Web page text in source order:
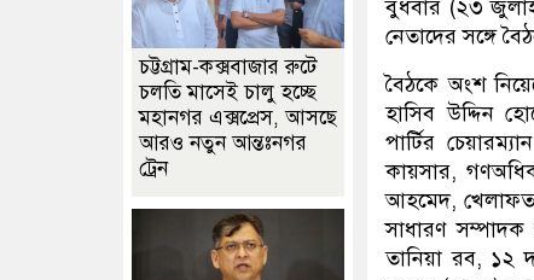
বুধবার (২৩
নেতাদের সঙ্গে
বৈঠকে অংশ
হাসিব উদ্দিন
পার্টির
কায়সার,
আহমেদ, খেলাফত
সাধারণ
তানিয়া রব, ১২
চট্টগ্রাম-কক্সবাজার রুটে
চলতি মাসেই চালু হচ্ছে
মহানগর এক্সপ্রেস, আসছে
আরও নতুন আন্তঃনগর
ট্রেন